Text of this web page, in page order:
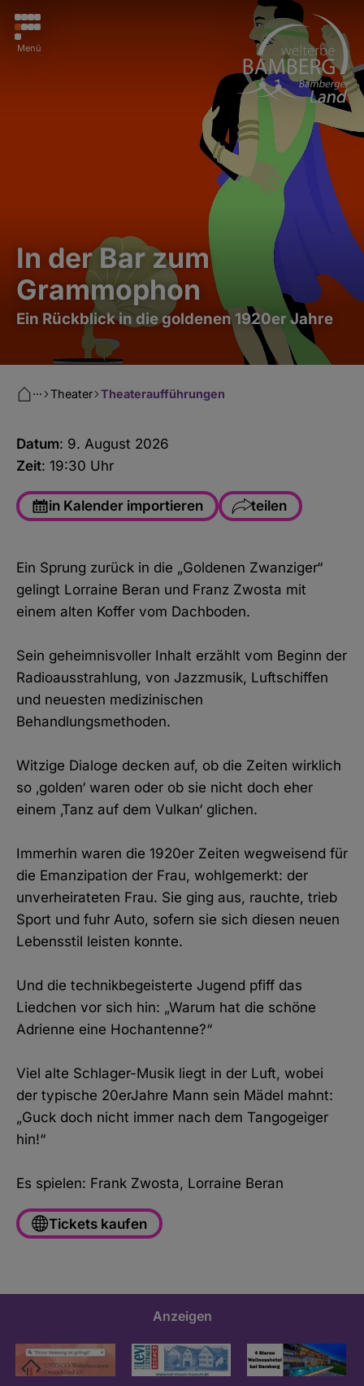
Menü
In der Bar zum
Grammophon
Ein Rückblick in die goldenen 1920er Jahre
Theateraufführungen
Theater
···
Datum: 9. August 2026
Zeit: 19:30 Uhr
in Kalender importieren teilen
WhatsApp
Ein Sprung zurück in die „Goldenen Zwanziger“
gelingt Lorraine Beran und Franz Zwosta mit
einem alten Koffer vom Dachboden.
Sein geheimnisvoller Inhalt erzählt vom Beginn der
Radioausstrahlung, von Jazzmusik, Luftschiffen
und neuesten medizinischen
Behandlungsmethoden.
Witzige Dialoge decken auf, ob die Zeiten wirklich
so ‚golden‘ waren oder ob sie nicht doch eher
einem ‚Tanz auf dem Vulkan‘ glichen.
Immerhin waren die 1920er Zeiten wegweisend für
die Emanzipation der Frau, wohlgemerkt: der
unverheirateten Frau. Sie ging aus, rauchte, trieb
Sport und fuhr Auto, sofern sie sich diesen neuen
Lebensstil leisten konnte.
Und die technikbegeisterte Jugend pfiff das
Liedchen vor sich hin: „Warum hat die schöne
Adrienne eine Hochantenne?“
Viel alte Schlager-Musik liegt in der Luft, wobei
der typische 20erJahre Mann sein Mädel mahnt:
„Guck doch nicht immer nach dem Tangogeiger
hin!“
Es spielen: Frank Zwosta, Lorraine Beran
Tickets kaufen
Anzeigen